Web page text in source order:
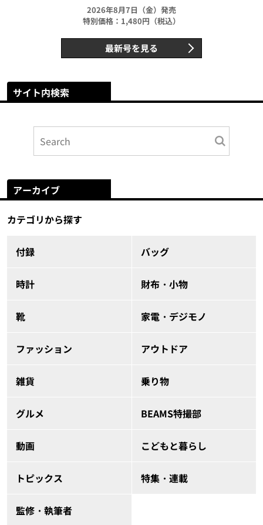
2026年8月7日（金）発売
特別価格：1,480円（税込）
最新号を見る
サイト内検索
アーカイブ
カテゴリから探す
付録 バッグ
時計 財布・小物
靴 家電・デジモノ
ファッション アウトドア
雑貨 乗り物
グルメ BEAMS特撮部
動画 こどもと暮らし
トピックス 特集・連載
監修・執筆者